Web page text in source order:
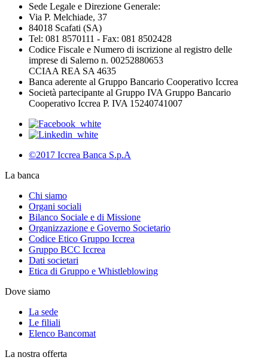
Sede Legale e Direzione Generale:
Via P. Melchiade, 37
84018 Scafati (SA)
Tel: 081 8570111 - Fax: 081 8502428
Codice Fiscale e Numero di iscrizione al registro delle
imprese di Salerno n. 00252880653
CCIAA REA SA 4635
Banca aderente al Gruppo Bancario Cooperativo Iccrea
Società partecipante al Gruppo IVA Gruppo Bancario
Cooperativo Iccrea P. IVA 15240741007
©2017 Iccrea Banca S.p.A
La banca
Chi siamo
Organi sociali
Bilanco Sociale e di Missione
Organizzazione e Governo Societario
Codice Etico Gruppo Iccrea
Gruppo BCC Iccrea
Dati societari
Etica di Gruppo e Whistleblowing
Dove siamo
La sede
Le filiali
Elenco Bancomat
La nostra offerta